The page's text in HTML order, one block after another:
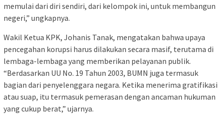
memulai dari diri sendiri, dari kelompok ini, untuk membangun
negeri,” ungkapnya.
Wakil Ketua KPK, Johanis Tanak, mengatakan bahwa upaya
pencegahan korupsi harus dilakukan secara masif, terutama di
lembaga-lembaga yang memberikan pelayanan publik.
“Berdasarkan UU No. 19 Tahun 2003, BUMN juga termasuk
bagian dari penyelenggara negara. Ketika menerima gratifikasi
atau suap, itu termasuk pemerasan dengan ancaman hukuman
yang cukup berat,” ujarnya.